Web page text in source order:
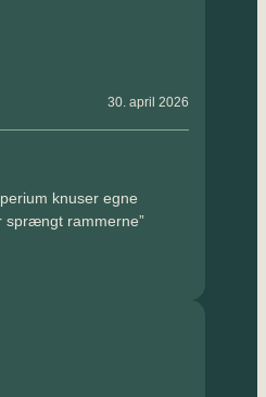
30. april 2026
knuser egne
sprængt rammerne”